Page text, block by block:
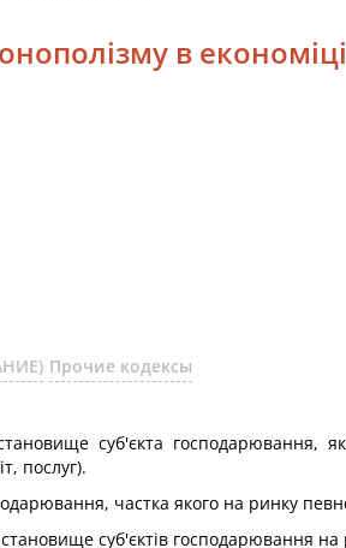
в економіці
Прочие кодексы
суб'єкта господарювання,
послуг).
частка якого на ринку
суб'єктів господарювання на